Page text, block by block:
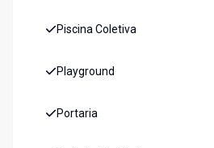
Piscina Coletiva
Playground
Portaria